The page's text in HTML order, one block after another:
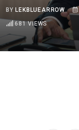
BYLEKBLUEARROW
681VIEWS